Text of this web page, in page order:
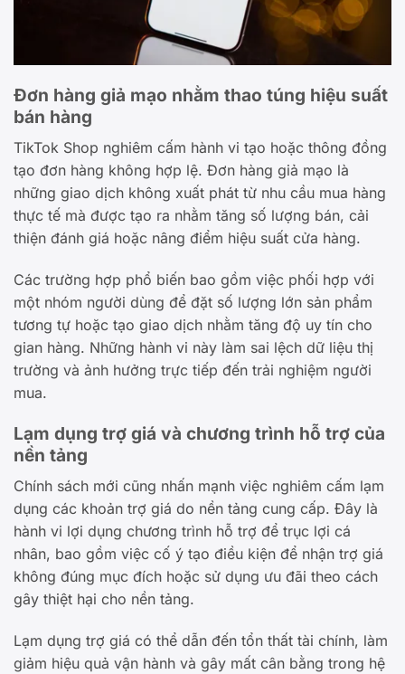
Đơn hàng giả mạo nhằm thao túng hiệu suất
bán hàng
TikTok Shop nghiêm cấm hành vi tạo hoặc thông đồng
tạo đơn hàng không hợp lệ. Đơn hàng giả mạo là
những giao dịch không xuất phát từ nhu cầu mua hàng
thực tế mà được tạo ra nhằm tăng số lượng bán, cải
thiện đánh giá hoặc nâng điểm hiệu suất cửa hàng.
Các trường hợp phổ biến bao gồm việc phối hợp với
một nhóm người dùng để đặt số lượng lớn sản phẩm
tương tự hoặc tạo giao dịch nhằm tăng độ uy tín cho
gian hàng. Những hành vi này làm sai lệch dữ liệu thị
trường và ảnh hưởng trực tiếp đến trải nghiệm người
mua.
Lạm dụng trợ giá và chương trình hỗ trợ của
nền tảng
Chính sách mới cũng nhấn mạnh việc nghiêm cấm lạm
dụng các khoản trợ giá do nền tảng cung cấp. Đây là
hành vi lợi dụng chương trình hỗ trợ để trục lợi cá
nhân, bao gồm việc cố ý tạo điều kiện để nhận trợ giá
không đúng mục đích hoặc sử dụng ưu đãi theo cách
gây thiệt hại cho nền tảng.
Lạm dụng trợ giá có thể dẫn đến tổn thất tài chính, làm
giảm hiệu quả vận hành và gây mất cân bằng trong hệ